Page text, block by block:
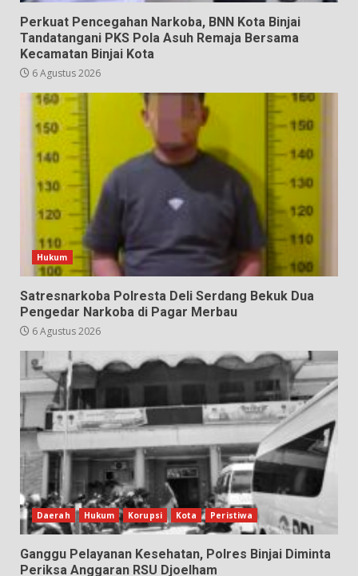
Perkuat Pencegahan Narkoba, BNN Kota Binjai
Tandatangani PKS Pola Asuh Remaja Bersama
Kecamatan Binjai Kota
6 Agustus 2026
Hukum
Satresnarkoba Polresta Deli Serdang Bekuk Dua
Pengedar Narkoba di Pagar Merbau
6 Agustus 2026
Daerah Hukum Korupsi Kota Peristiwa
Ganggu Pelayanan Kesehatan, Polres Binjai Diminta
Periksa Anggaran RSU Djoelham